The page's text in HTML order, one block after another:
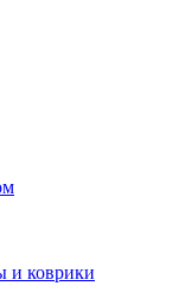
и коврики